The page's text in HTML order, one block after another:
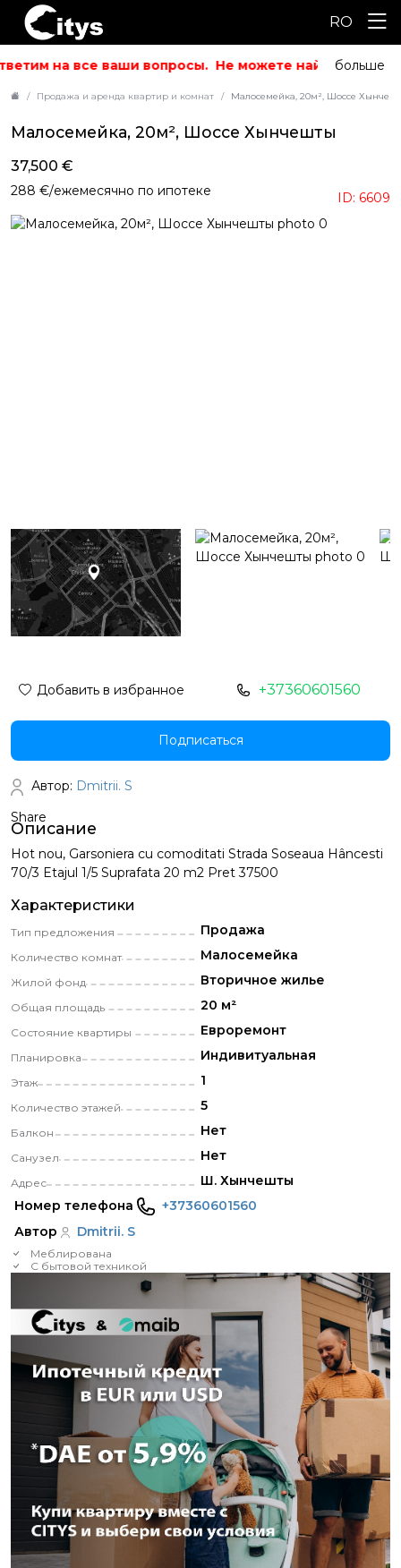
RO
на все ваши вопросы. Не можете найти то, что
больше
Продажа и аренда квартир и комнат Малосемейка, 20м², Шоссе
Описание
Hot nou, Garsoniera cu comoditati Strada Soseaua Hâncesti
70/3 Etajul 1/5 Suprafata 20 m2 Pret 37500
Характеристики
Тип предложения Продажа
Количество комнат Малосемейка
Жилой фонд Вторичное жилье
Общая площадь 20 м²
Состояние квартиры Eвроремонт
Планировка Индивитуальная
Этаж 1
Количество этажей 5
Балкон Нет
Санузел Нет
Адрес
Ш. Хынчешты
Номер телефона
+37360601560
Автор
Dmitrii. S
Меблирована
С бытовой техникой
Малосемейка, 20м², Шоссе Хынчешты
ID: 6609
37,500 €
288 €/ежемесячно по ипотеке
Добавить в избранное +37360601560
Подписаться
Автор: Dmitrii. S
Share